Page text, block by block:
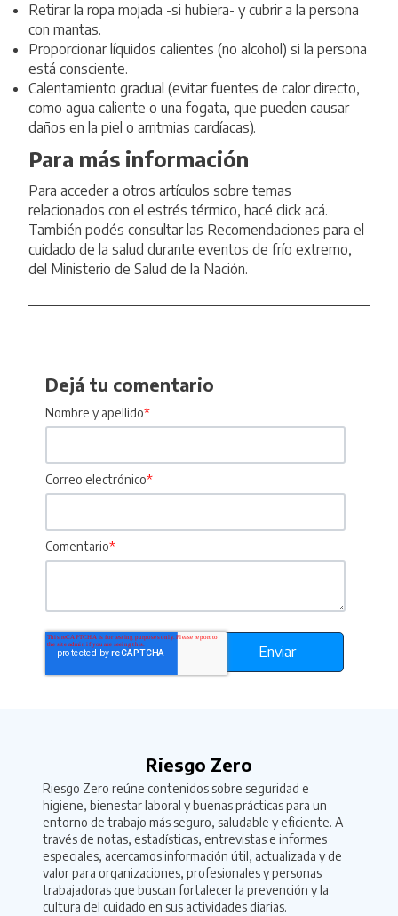
Retirar la ropa mojada -si hubiera- y cubrir a la persona
con mantas.
Proporcionar líquidos calientes (no alcohol) si la persona
está consciente.
Calentamiento gradual (evitar fuentes de calor directo,
como agua caliente o una fogata, que pueden causar
daños en la piel o arritmias cardíacas).
Para más información
Para acceder a otros artículos sobre temas
relacionados con el estrés térmico, hacé click acá.
También podés consultar las Recomendaciones para el
cuidado de la salud durante eventos de frío extremo,
del Ministerio de Salud de la Nación.
Dejá tu comentario
Nombre y apellido*
Correo electrónico*
Comentario*
Riesgo Zero
Riesgo Zero reúne contenidos sobre seguridad e
higiene, bienestar laboral y buenas prácticas para un
entorno de trabajo más seguro, saludable y eficiente. A
través de notas, estadísticas, entrevistas e informes
especiales, acercamos información útil, actualizada y de
valor para organizaciones, profesionales y personas
trabajadoras que buscan fortalecer la prevención y la
cultura del cuidado en sus actividades diarias.